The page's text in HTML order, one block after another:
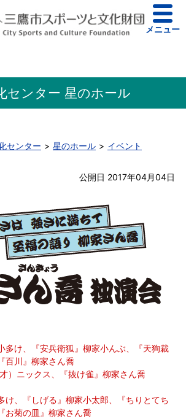
メニュー
センター 星のホール
センター 星のホール イベント
公開日 2017年04月04日
多け、『安兵衛狐』柳家小んぶ、『天狗裁
百川』柳家さん喬
）ニックス、『抜け雀』柳家さん喬
け、『しげる』柳家小太郎、『ちりとてち
お菊の皿』柳家さん喬